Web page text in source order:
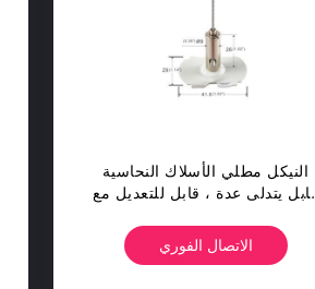
النيكل مطلي الأسلاك النحاسية
كابل يتدلى عدة ، قابل للتعديل مع
الاتصال الفوري